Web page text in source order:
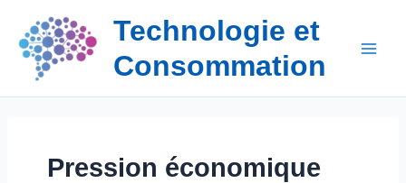
contenu
Technologie et
Consommation
Pression économique